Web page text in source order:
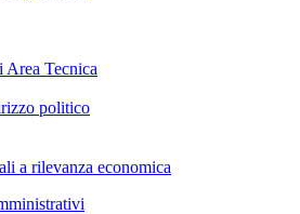
Tecnica
politico
a rilevanza economica